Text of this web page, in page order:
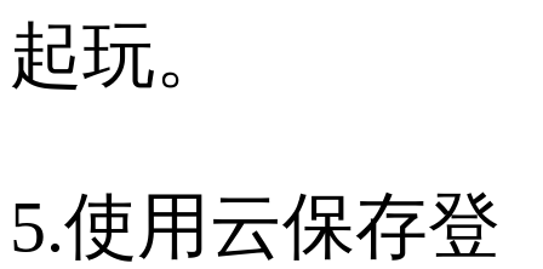
起玩。
5.使用云保存登